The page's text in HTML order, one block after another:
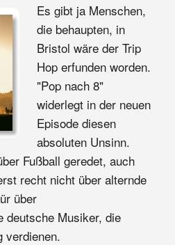
Es gibt ja Menschen,
die behaupten, in
Bristol wäre der Trip
Hop erfunden worden.
"Pop nach 8"
widerlegt in der neuen
Episode diesen
absoluten Unsinn.
Fußball geredet, auch
recht nicht über alternde
über
deutsche Musiker, die
verdienen.